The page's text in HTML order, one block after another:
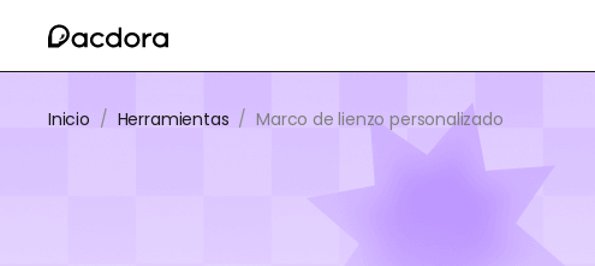
Inicio / Herramientas / Marco de lienzo personalizado